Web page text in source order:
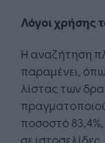
Λόγοι χρήσης
Η αναζήτηση
παραμένει,
λίστας των
ποσοστό
σε